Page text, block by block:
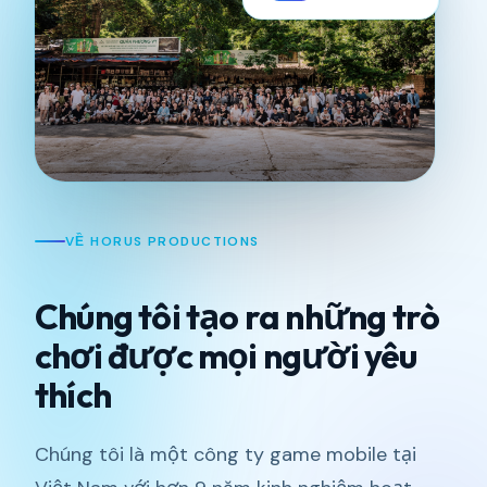
VỀ HORUS PRODUCTIONS
Chúng tôi tạo ra những trò
chơi được mọi người yêu
thích
Chúng tôi là một công ty game mobile tại